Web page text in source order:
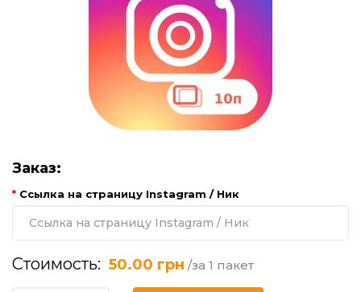
Заказ:
Ссылка на страницу Instagram / Ник
Стоимость: 50.00 грн /за 1 пакет